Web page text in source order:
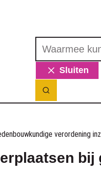
Waarmee
Sluiten
Zoek tonen /
verordening
bij